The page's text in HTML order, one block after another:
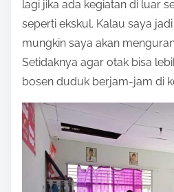
lagi jika ada kegiatan di luar
seperti ekskul. Kalau saya
mungkin saya akan
Setidaknya agar otak bisa
bosen duduk berjam-jam di